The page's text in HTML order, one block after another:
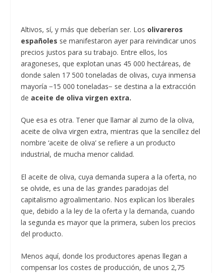
Altivos, sí, y más que deberían ser. Los olivareros
españoles se manifestaron ayer para reivindicar unos
precios justos para su trabajo. Entre ellos, los
aragoneses, que explotan unas 45 000 hectáreas, de
donde salen 17 500 toneladas de olivas, cuya inmensa
mayoría −15 000 toneladas− se destina a la extracción
de aceite de oliva virgen extra.
Que esa es otra. Tener que llamar al zumo de la oliva,
aceite de oliva virgen extra, mientras que la sencillez del
nombre ‘aceite de oliva’ se refiere a un producto
industrial, de mucha menor calidad.
El aceite de oliva, cuya demanda supera a la oferta, no
se olvide, es una de las grandes paradojas del
capitalismo agroalimentario. Nos explican los liberales
que, debido a la ley de la oferta y la demanda, cuando
la segunda es mayor que la primera, suben los precios
del producto.
Menos aquí, donde los productores apenas llegan a
compensar los costes de producción, de unos 2,75